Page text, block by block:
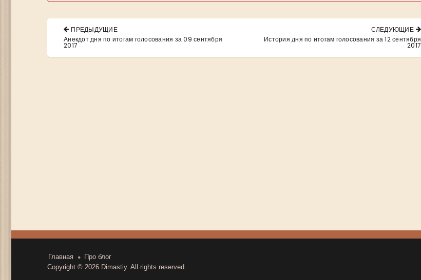
Навигация
по
записям
ПРЕДЫДУЩИЕ
PREVIOUS
POST:
Анекдот дня по итогам голосования за 09 сентября
2017
СЛЕДУЮЩИЕ
История дня по итогам голосования за 12 сентября
2017
Главная
Про блог
Copyright © 2026 Dimastiy. All rights reserved.